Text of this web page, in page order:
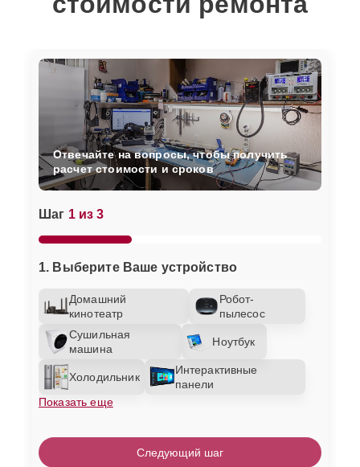
Шаг 1 из 3
1. Выберите Ваше устройство
Домашний
кинотеатр
Робот-
пылесос
Сушильная
машина
Ноутбук
Холодильник
Интерактивные
панели
Показать еще
Отвечайте на вопросы, чтобы получить
расчет стоимости и сроков
Следующий шаг